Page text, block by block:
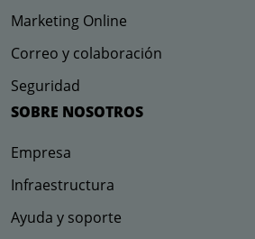
Marketing Online
Correo y colaboración
Seguridad
SOBRE NOSOTROS
Empresa
Infraestructura
Ayuda y soporte